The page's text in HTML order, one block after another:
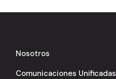
Nosotros
Comunicaciones Unificadas